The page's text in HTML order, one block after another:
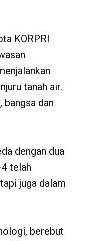
KORPRI
tanah air.
bangsa dan
dengan dua
telah
juga dalam
berebut